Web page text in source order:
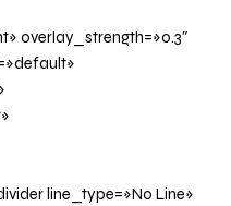
overlay_strength=»0.3″
line_type=»No Line»